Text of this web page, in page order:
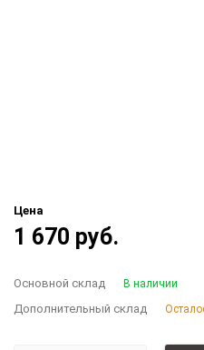
Цена
1 670 руб.
Основной склад В наличии
Дополнительный склад